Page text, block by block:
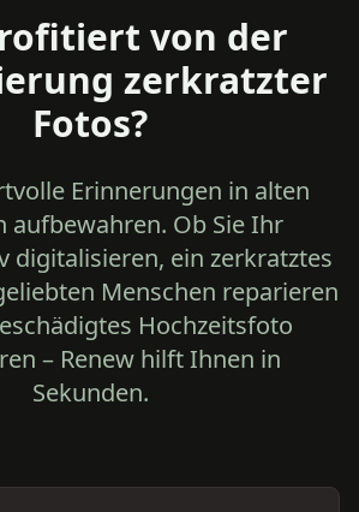
von der
zerkratzter
Fotos?
Erinnerungen in alten
aufbewahren. Ob Sie Ihr
digitalisieren, ein zerkratztes
Menschen reparieren
Hochzeitsfoto
– Renew hilft Ihnen in
Sekunden.